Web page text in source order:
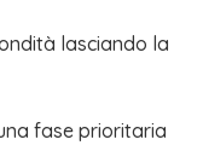
lasciando la
fase prioritaria